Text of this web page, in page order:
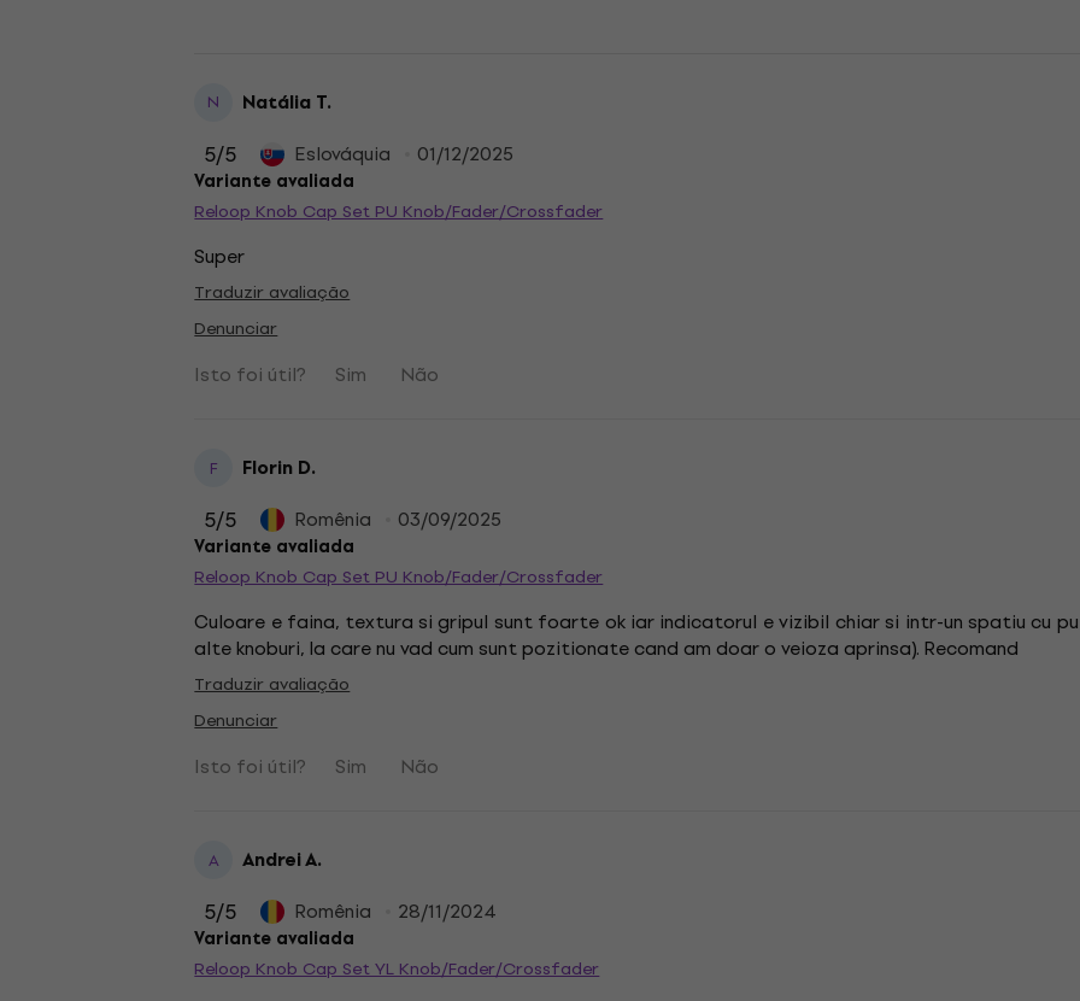
N Natália T.
5/5 Eslováquia 01/12/2025
Variante avaliada
Reloop Knob Cap Set PU Knob/Fader/Crossfader
Super
Traduzir avaliação
Denunciar
Isto foi útil? Sim Não
F Florin D.
5/5 Romênia 03/09/2025
Variante avaliada
Reloop Knob Cap Set PU Knob/Fader/Crossfader
Culoare e faina, textura si gripul sunt foarte ok iar indicatorul e vizibil chiar si intr-un spatiu cu
alte knoburi, la care nu vad cum sunt pozitionate cand am doar o veioza aprinsa). Recomand
Traduzir avaliação
Denunciar
Isto foi útil? Sim Não
A Andrei A.
5/5 Romênia 28/11/2024
Variante avaliada
Reloop Knob Cap Set YL Knob/Fader/Crossfader